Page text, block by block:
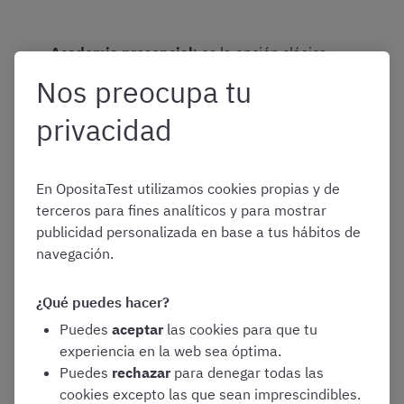
Academia presencial: es la opción clásica,
todos modos, la mayoría de centros de
Vitoria ya la combinan con algún tipo de
formación online
asequible, eficiente y con mayor grado de
flexibilidad. Por tanto, es perfecta para
quienes no puedan o quieran desplazarse, o
para compaginarla con otra actividad. De
qué limitaros a buscar entre las academias
ubicadas en Vitoria-Gasteiz
Preparador/a individual: es una alternativa
que se utiliza sobre todo para las
oposiciones más difícilesdel grupo A1. Suele
Nos preocupa tu
privacidad
En OpositaTest utilizamos cookies propias y de
terceros para fines analíticos y para mostrar
publicidad personalizada en base a tus hábitos de
navegación.
¿Qué puedes hacer?
Puedes aceptar las cookies para que tu
experiencia en la web sea óptima.
Puedes rechazar para denegar todas las
cookies excepto las que sean imprescindibles.